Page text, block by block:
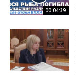
00:04:39